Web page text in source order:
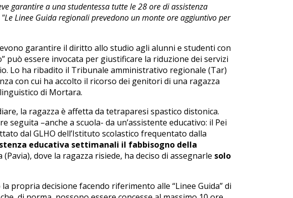
garantire a una studentessa tutte le 28 ore di assistenza
Linee Guida regionali prevedono un monte ore aggiuntivo per
garantire il diritto allo studio agli alunni e studenti con
può essere invocata per giustificare la riduzione dei servizi
Lo ha ribadito il Tribunale amministrativo regionale (Tar)
con cui ha accolto il ricorso dei genitori di una ragazza
di Mortara.
la ragazza è affetta da tetraparesi spastico distonica.
seguita –anche a scuola- da un’assistente educativo: il Pei
dal GLHO dell’Istituto scolastico frequentato dalla
educativa settimanali il fabbisogno della
dove la ragazza risiede, ha deciso di assegnarle solo
propria decisione facendo riferimento alle “Linee Guida” di